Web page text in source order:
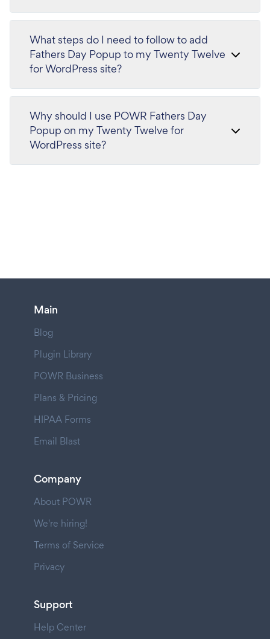
What steps do I need to follow to add
Fathers Day Popup to my Twenty Twelve
for WordPress site?
Why should I use POWR Fathers Day
Popup on my Twenty Twelve for
WordPress site?
Main
Blog
Plugin Library
POWR Business
Plans & Pricing
HIPAA Forms
Email Blast
Company
About POWR
We're hiring!
Terms of Service
Privacy
Support
Help Center